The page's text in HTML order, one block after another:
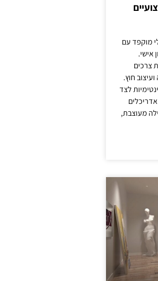
מוקפד עם
אישי.
צרכים
חוץ.
לצד
מעוצבת,